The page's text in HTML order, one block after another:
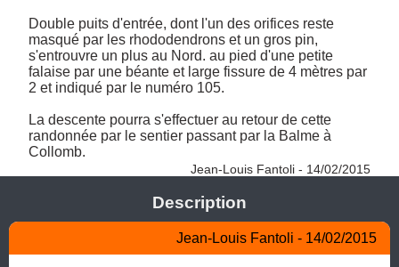
Double puits d'entrée, dont l'un des orifices reste
masqué par les rhododendrons et un gros pin,
s'entrouvre un plus au Nord. au pied d'une petite
falaise par une béante et large fissure de 4 mètres par
2 et indiqué par le numéro 105.
La descente pourra s'effectuer au retour de cette
randonnée par le sentier passant par la Balme à
Collomb.
Jean-Louis Fantoli - 14/02/2015
Description
Jean-Louis Fantoli - 14/02/2015